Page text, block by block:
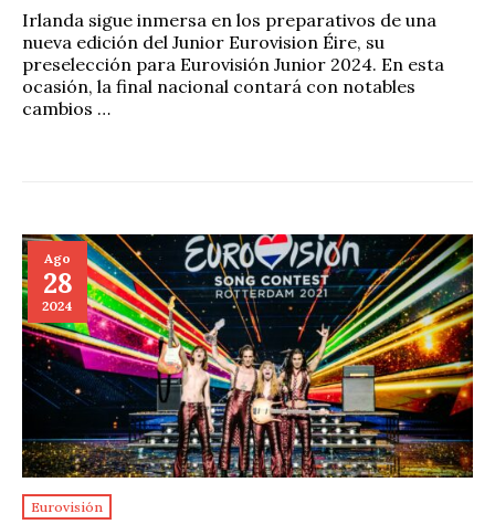
Irlanda sigue inmersa en los preparativos de una
nueva edición del Junior Eurovision Éire, su
preselección para Eurovisión Junior 2024. En esta
ocasión, la final nacional contará con notables
cambios …
Ago
28
2024
Eurovisión